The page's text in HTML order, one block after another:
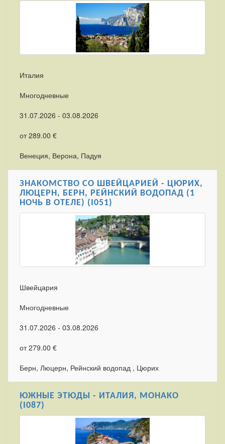
Италия
Многодневные
31.07.2026 - 03.08.2026
от 289.00 €
Венеция, Верона, Падуя
ЗНАКОМСТВО СО ШВЕЙЦАРИЕЙ - ЦЮРИХ,
ЛЮЦЕРН, БЕРН, РЕЙНСКИЙ ВОДОПАД (1
НОЧЬ В ОТЕЛЕ) (I051)
Швейцария
Многодневные
31.07.2026 - 03.08.2026
от 279.00 €
Берн, Люцерн, Рейнский водопад , Цюрих
ЮЖНЫЕ ЭТЮДЫ - ИТАЛИЯ, МОНАКО
(I087)